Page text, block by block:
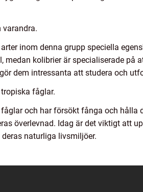
varandra.
inom denna grupp speciella
kolibrier är specialiserade på
dem intressanta att studera och
fåglar.
och har försökt fånga och hålla
överlevnad. Idag är det viktigt att
naturliga livsmiljöer.